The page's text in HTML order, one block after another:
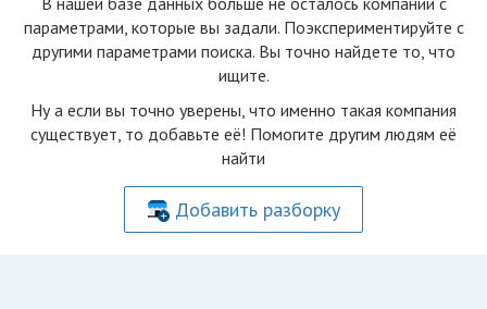
параметрами, которые вы задали. Поэкспериментируйте с
другими параметрами поиска. Вы точно найдете то, что
ищите.
Ну а если вы точно уверены, что именно такая компания
существует, то добавьте её! Помогите другим людям её
найти
Добавить разборку